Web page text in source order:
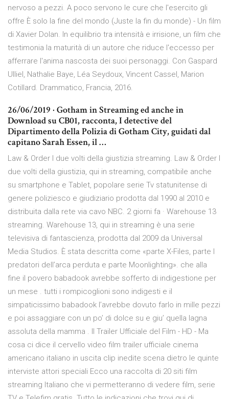
nervoso a pezzi. A poco servono le cure che l'esercito gli
offre È solo la fine del mondo (Juste la fin du monde) - Un film
di Xavier Dolan. In equilibrio tra intensità e irrisione, un film che
testimonia la maturità di un autore che riduce l'eccesso per
afferrare l'anima nascosta dei suoi personaggi. Con Gaspard
Ulliel, Nathalie Baye, Léa Seydoux, Vincent Cassel, Marion
Cotillard. Drammatico, Francia, 2016.
26/06/2019 · Gotham in Streaming ed anche in
Download su CB01, racconta, I detective del
Dipartimento della Polizia di Gotham City, guidati dal
capitano Sarah Essen, il …
Law & Order I due volti della giustizia streaming. Law & Order I
due volti della giustizia, qui in streaming, compatibile anche
su smartphone e Tablet, popolare serie Tv statunitense di
genere poliziesco e giudiziario prodotta dal 1990 al 2010 e
distribuita dalla rete via cavo NBC. 2 giorni fa · Warehouse 13
streaming. Warehouse 13, qui in streaming è una serie
televisiva di fantascienza, prodotta dal 2009 da Universal
Media Studios. È stata descritta come «parte X-Files, parte I
predatori dell’arca perduta e parte Moonlighting». che alla
fine il povero babadook avrebbe sofferto di indigestione per
un mese . tutti i rompicoglioni sono indigesti e il
simpaticissimo babadook l’avrebbe dovuto farlo in mille pezzi
e poi assaggiare con un po’ di dolce su e giu’ quella lagna
assoluta della mamma . Il Trailer Ufficiale del Film - HD - Ma
cosa ci dice il cervello video film trailer ufficiale cinema
americano italiano in uscita clip inedite scena dietro le quinte
interviste attori speciali Ecco una raccolta di 20 siti film
streaming Italiano che vi permetteranno di vedere film, serie